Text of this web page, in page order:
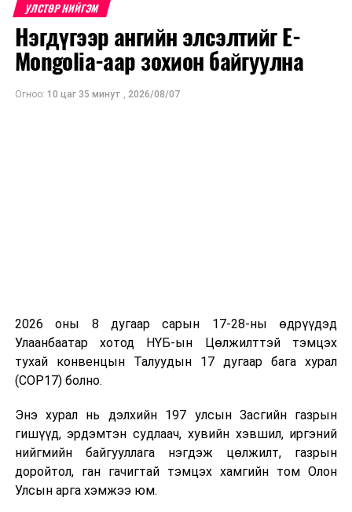
ӨМНӨХ МЭДЭЭ
УИХ-ын байнгын хороодын хуралдаан болно
УЛСТӨР НИЙГЭМ
Нэгдүгээр ангийн элсэлтийг E-
Mongolia-аар зохион байгуулна
Огноо: 10 цаг 35 минут , 2026/08/07
2026 оны 8 дугаар сарын 17-28-ны өдрүүдэд
Улаанбаатар хотод НҮБ-ын Цөлжилттэй тэмцэх
тухай конвенцын Талуудын 17 дугаар бага хурал
(COP17) болно.
Энэ хурал нь дэлхийн 197 улсын Засгийн газрын
гишүүд, эрдэмтэн судлаач, хувийн хэвшил, иргэний
нийгмийн байгууллага нэгдэж цөлжилт, газрын
доройтол, ган гачигтай тэмцэх хамгийн том Олон
Улсын арга хэмжээ юм.